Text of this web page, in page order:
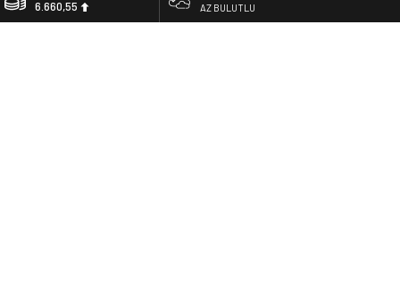
6.660,55 AZ BULUTLU